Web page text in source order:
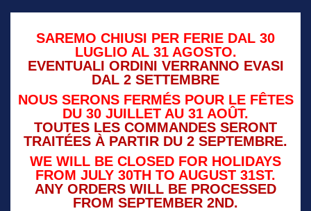
SAREMO CHIUSI PER FERIE DAL 30
LUGLIO AL 31 AGOSTO.
EVENTUALI ORDINI VERRANNO EVASI
DAL 2 SETTEMBRE
NOUS SERONS FERMÉS POUR LE FÊTES
DU 30 JUILLET AU 31 AOÛT.
TOUTES LES COMMANDES SERONT
TRAITÉES À PARTIR DU 2 SEPTEMBRE.
WE WILL BE CLOSED FOR HOLIDAYS
FROM JULY 30TH TO AUGUST 31ST.
ANY ORDERS WILL BE PROCESSED
FROM SEPTEMBER 2ND.